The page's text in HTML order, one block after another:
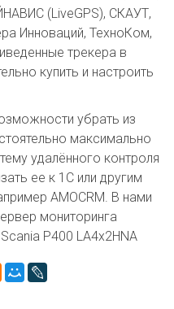
(LiveGPS), СКАУТ,
Инноваций, ТехноКом,
трекера в
купить и настроить
убрать из
максимально
удалённого контроля
ее к 1C или другим
AMOCRM. В нами
мониторинга
P400 LA4x2HNA